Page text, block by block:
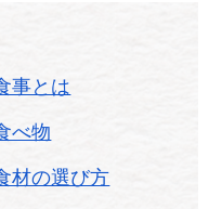
事とは
べ物
材の選び方